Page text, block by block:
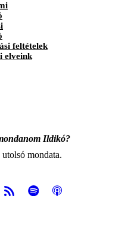
feltételek
elveink
Ildikó?
mondata.